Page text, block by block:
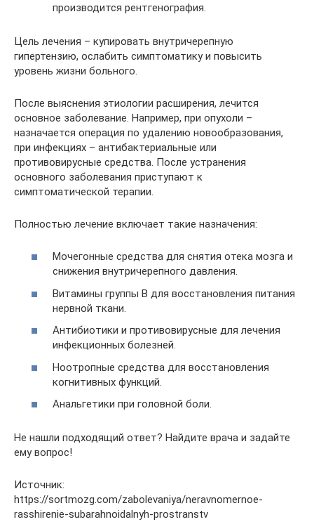
производится рентгенография.
Цель лечения – купировать внутричерепную
гипертензию, ослабить симптоматику и повысить
уровень жизни больного.
После выяснения этиологии расширения, лечится
основное заболевание. Например, при опухоли –
назначается операция по удалению новообразования,
при инфекциях – антибактериальные или
противовирусные средства. После устранения
основного заболевания приступают к
симптоматической терапии.
Полностью лечение включает такие назначения:
Мочегонные средства для снятия отека мозга и
снижения внутричерепного давления.
Витамины группы B для восстановления питания
нервной ткани.
Антибиотики и противовирусные для лечения
инфекционных болезней.
Ноотропные средства для восстановления
когнитивных функций.
Анальгетики при головной боли.
Не нашли подходящий ответ? Найдите врача и задайте
ему вопрос!
Источник:
https://sortmozg.com/zabolevaniya/neravnomernoe-
rasshirenie-subarahnoidalnyh-prostranstv